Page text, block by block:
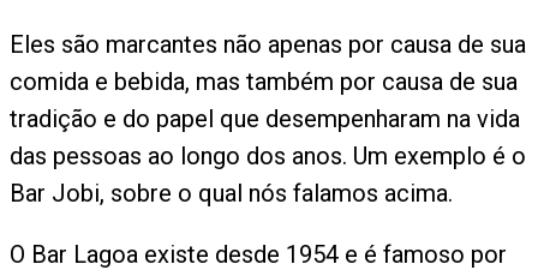
Eles são marcantes não apenas por causa de sua
comida e bebida, mas também por causa de sua
tradição e do papel que desempenharam na vida
das pessoas ao longo dos anos. Um exemplo é o
Bar Jobi, sobre o qual nós falamos acima.
O Bar Lagoa existe desde 1954 e é famoso por